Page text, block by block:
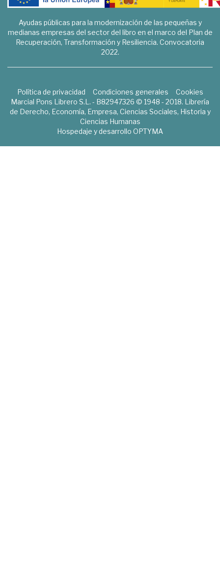
Ayudas públicas para la modernización de las pequeñas y
medianas empresas del sector del libro en el marco del Plan de
Recuperación, Transformación y Resiliencia. Convocatoria
2022.
Política de privacidad Condiciones generales
Cookies
Marcial Pons Librero S.L. - B82947326 © 1948 - 2018. Librería
de Derecho, Economía, Empresa, Ciencias Sociales, Historia y
Ciencias Humanas
Hospedaje y desarrollo OPTYMA